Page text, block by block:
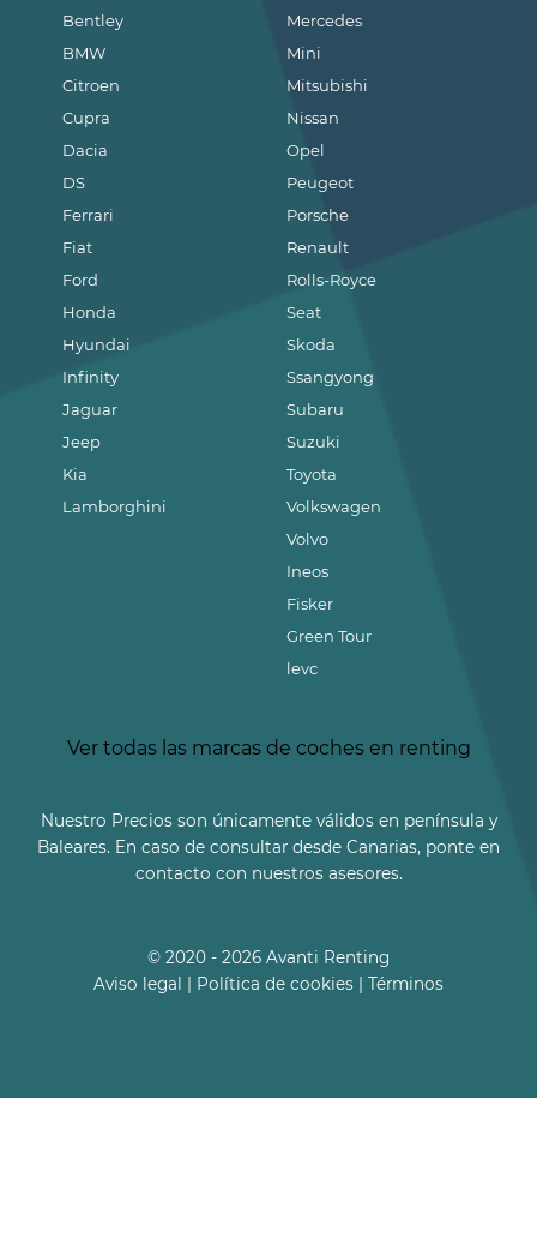
Bentley
BMW
Citroen
Cupra
Dacia
DS
Ferrari
Fiat
Ford
Honda
Hyundai
Infinity
Jaguar
Jeep
Kia
Lamborghini
Mercedes
Mini
Mitsubishi
Nissan
Opel
Peugeot
Porsche
Renault
Rolls-Royce
Seat
Skoda
Ssangyong
Subaru
Suzuki
Toyota
Volkswagen
Volvo
Ineos
Fisker
Green Tour
levc
Ver todas las marcas de coches en renting
Nuestro Precios son únicamente válidos en península y
Baleares. En caso de consultar desde Canarias, ponte en
contacto con nuestros asesores.
© 2020 - 2026 Avanti Renting
Aviso legal
Política de cookies Términos